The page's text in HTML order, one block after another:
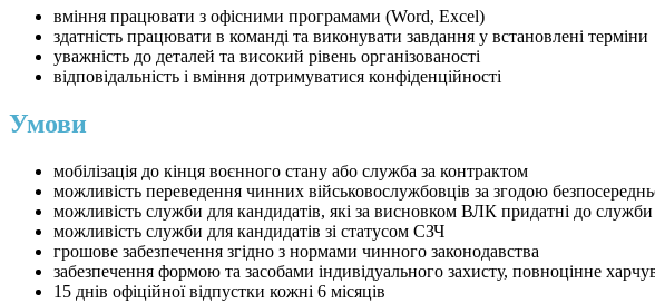
вміння працювати з офісними програмами (Word, Excel)
здатність працювати в команді та виконувати завдання у встановлені терміни
уважність до деталей та високий рівень організованості
відповідальність і вміння дотримуватися конфіденційності
Умови
мобілізація до кінця воєнного стану або служба за контрактом
можливість переведення чинних військовослужбовців за згодою
можливість служби для кандидатів, які за висновком ВЛК придатні до
можливість служби для кандидатів зі статусом СЗЧ
грошове забезпечення згідно з нормами чинного законодавства
забезпечення формою та засобами індивідуального захисту, повноцінне
15 днів офіційної відпустки кожні 6 місяців